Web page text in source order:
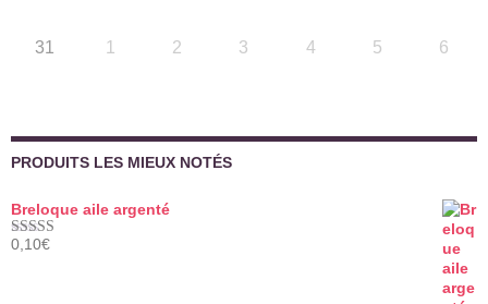
31 1 2 3 4 5 6
PRODUITS LES MIEUX NOTÉS
Breloque aile argenté
Note5.00
0,10€